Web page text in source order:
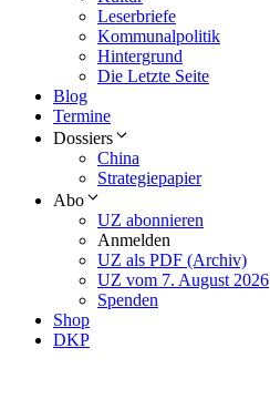
Leserbriefe
Kommunalpolitik
Hintergrund
Die Letzte Seite
Blog
Termine
Dossiers
China
Strategiepapier
Abo
UZ abonnieren
Anmelden
UZ als PDF (Archiv)
UZ vom 7. August 2026
Spenden
Shop
DKP